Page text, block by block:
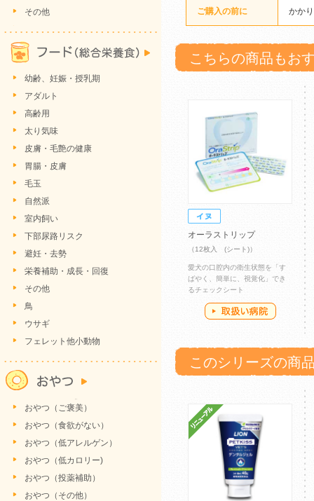
ご購入の前に かか
こちらの商品もお
オーラストリップ
（12枚入 (シート)）
愛犬の口腔内の衛生状態を「す
ばやく、簡単に、視覚化」でき
るチェックシート
このシリーズの商
その他
幼齢、妊娠・授乳期
アダルト
高齢用
太り気味
皮膚・毛艶の健康
胃腸・皮膚
毛玉
自然派
室内飼い
下部尿路リスク
避妊・去勢
栄養補助・成長・回復
その他
鳥
ウサギ
フェレット他小動物
おやつ（ご褒美）
おやつ（食欲がない）
おやつ（低アレルゲン）
おやつ（低カロリー)
おやつ（投薬補助）
おやつ（その他）